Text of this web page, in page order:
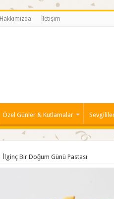
Hakkımızda İletişim
Özel Günler & Kutlamalar
İlginç Bir Doğum Günü Pastası